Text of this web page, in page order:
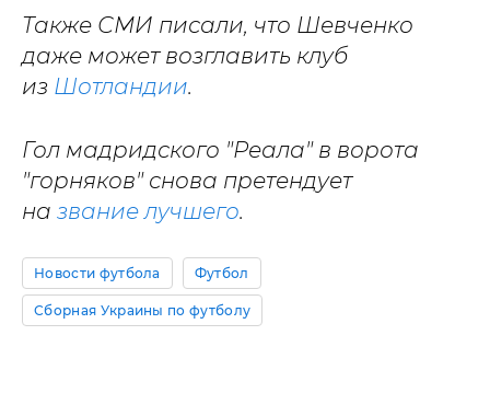
Также СМИ писали, что Шевченко
даже может возглавить клуб
из Шотландии.
Гол мадридского "Реала" в ворота
"горняков" снова претендует
на звание лучшего.
Новости футбола Футбол
Сборная Украины по футболу